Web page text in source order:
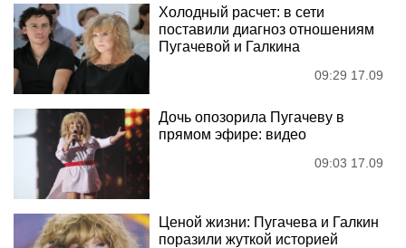
Холодный расчет: в сети
поставили диагноз отношениям
Пугачевой и Галкина
09:29 17.09
Дочь опозорила Пугачеву в
прямом эфире: видео
09:03 17.09
Ценой жизни: Пугачева и Галкин
поразили жуткой историей